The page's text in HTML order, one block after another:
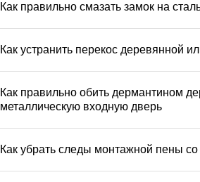
Как правильно смазать замок на
Как устранить перекос деревянной
Как правильно обить дермантином
металлическую входную дверь
Как убрать следы монтажной пены